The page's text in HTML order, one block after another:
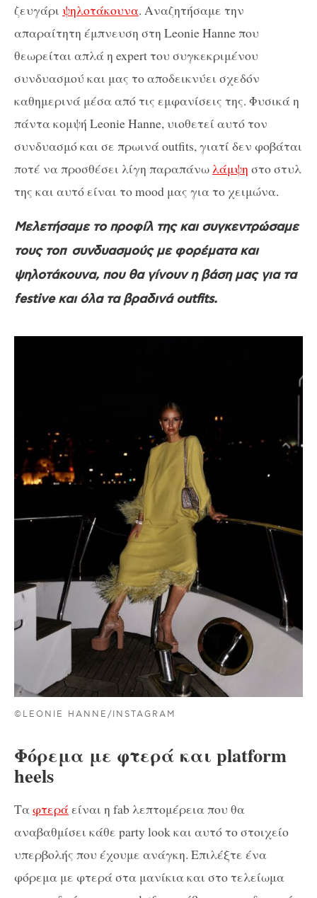
ζευγάρι ψηλοτάκουνα. Αναζητήσαμε την
απαραίτητη έμπνευση στη Leonie Hanne που
θεωρείται απλά η expert του συγκεκριμένου
συνδυασμού και μας το αποδεικνύει σχεδόν
καθημερινά μέσα από τις εμφανίσεις της. Φυσικά η
πάντα κομψή Leonie Hanne, υιοθετεί αυτό τον
συνδυασμό και σε πρωινά outfits, γιατί δεν φοβάται
ποτέ να προσθέσει λίγη παραπάνω λάμψη στο στυλ
της και αυτό είναι το mood μας για το χειμώνα.
Μελετήσαμε το προφίλ της και συγκεντρώσαμε
τους τοπ συνδυασμούς με φορέματα και
ψηλοτάκουνα, που θα γίνουν η βάση μας για τα
festive και όλα τα βραδινά outfits.
©LEONIE HANNE/INSTAGRAM
Φόρεμα με φτερά και platform
heels
Ταφτεράείναι η fab λεπτομέρεια που θα
αναβαθμίσει κάθε party look και αυτό το στοιχείο
υπερβολής που έχουμε ανάγκη. Επιλέξτε ένα
φόρεμα με φτερά στα μανίκια και στο τελείωμα